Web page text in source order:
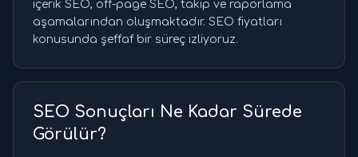
içerik SEO, off-page SEO, takip ve raporlama
aşamalarından oluşmaktadır. SEO fiyatları
konusunda şeffaf bir süreç izliyoruz.
SEO Sonuçları Ne Kadar Sürede
Görülür?